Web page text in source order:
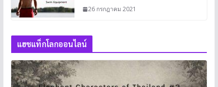
26 กรกฎาคม 2021
แฮชแท็กโลกออนไลน์